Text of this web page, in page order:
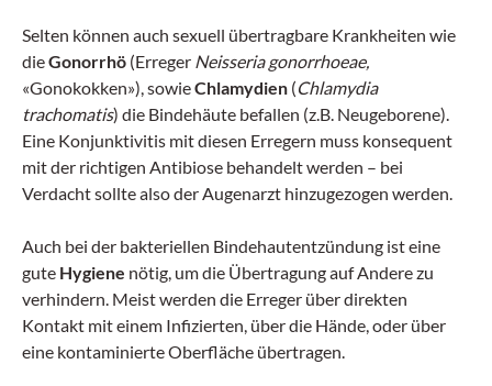
Selten können auch sexuell übertragbare Krankheiten wie
dieGonorrhö (Erreger Neisseria gonorrhoeae,
«Gonokokken»), sowieChlamydien (Chlamydia
trachomatis) die Bindehäute befallen (z.B. Neugeborene).
Eine Konjunktivitis mit diesen Erregern muss konsequent
mit der richtigen Antibiose behandelt werden – bei
Verdacht sollte also der Augenarzt hinzugezogen werden.
Auch bei der bakteriellen Bindehautentzündung ist eine
gute Hygiene nötig, um die Übertragung auf Andere zu
verhindern. Meist werden die Erreger über direkten
Kontakt mit einem Infizierten, über die Hände, oder über
eine kontaminierte Oberfläche übertragen.